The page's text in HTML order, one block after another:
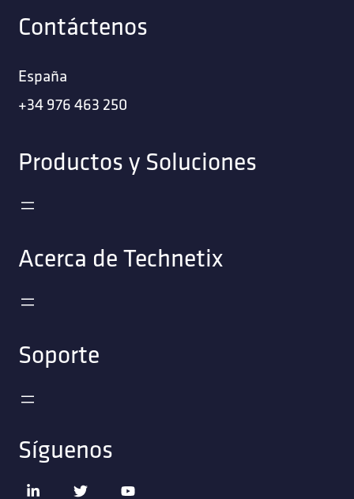
Contáctenos
España
+34 976 463 250
Productos y Soluciones
Acerca de Technetix
Soporte
Síguenos